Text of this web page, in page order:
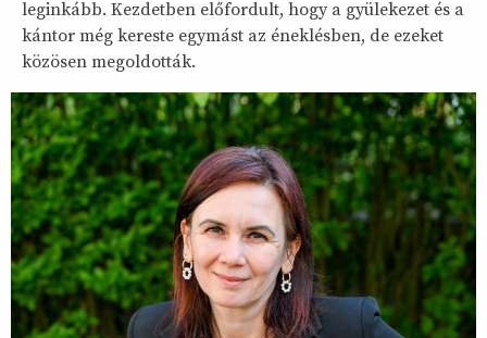
leginkább. Kezdetben előfordult, hogy a gyülekezet és a
kántor még kereste egymást az éneklésben, de ezeket
közösen megoldották.